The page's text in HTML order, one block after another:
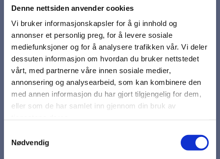
Denne nettsiden anvender cookies
Vi bruker informasjonskapsler for å gi innhold og
annonser et personlig preg, for å levere sosiale
mediefunksjoner og for å analysere trafikken vår. Vi deler
dessuten informasjon om hvordan du bruker nettstedet
vårt, med partnerne våre innen sosiale medier,
annonsering og analysearbeid, som kan kombinere den
med annen informasjon du har gjort tilgjengelig for dem,
eller som de har samlet inn gjennom din bruk av
Nødvendig
Pyro
Kartonger/Bunter
På lager
kr 0,01